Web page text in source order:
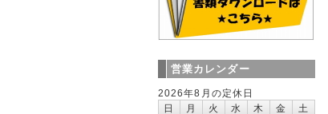
営業カレンダー
2026年8月の定休日
日
月 火 水 木 金
土